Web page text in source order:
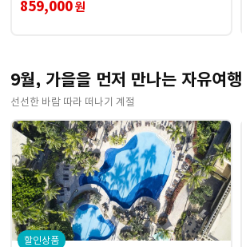
859,000원
9월, 가을을 먼저 만나는 자유여행
선선한 바람 따라 떠나기 계절
할인상품